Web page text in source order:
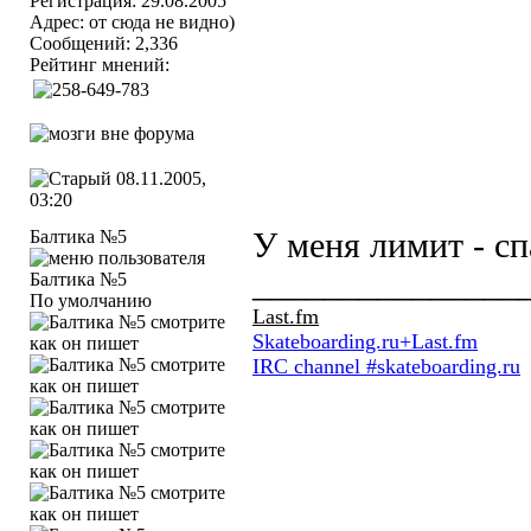
Адрес: от сюда не видно)
Сообщений: 2,336
Рейтинг мнений:
08.11.2005,
03:20
Балтика №5
По умолчанию
У меня лимит -
Last.fm
Skateboarding.ru+Last.fm
IRC channel #skateboarding.ru